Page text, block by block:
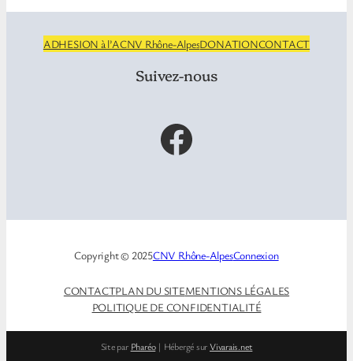
ADHESION à l’ACNV Rhône-AlpesDONATIONCONTACT
Suivez-nous
Facebook
Copyright © 2025CNV Rhône-AlpesConnexion
CONTACTPLAN DU SITEMENTIONS LÉGALES
POLITIQUE DE CONFIDENTIALITÉ
Site par Pharéo| Hébergé surVivarais.net